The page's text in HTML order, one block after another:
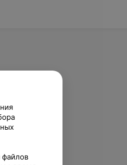
файлов